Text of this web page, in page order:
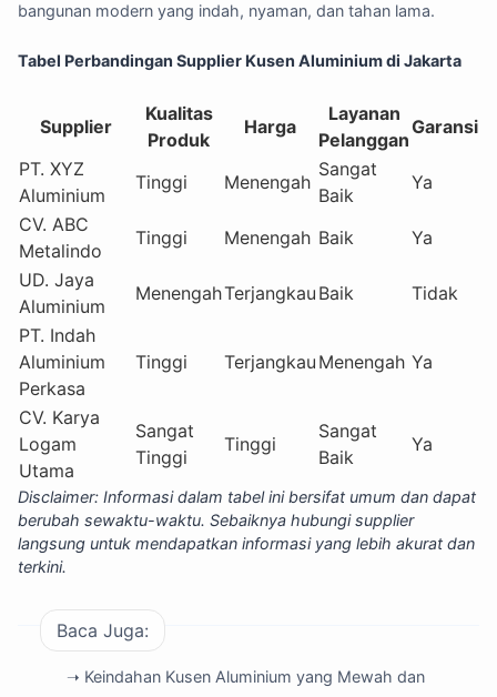
bangunan modern yang indah, nyaman, dan tahan lama.
Tabel Perbandingan Supplier Kusen Aluminium di Jakarta
Supplier
Kualitas
Produk
Harga
Layanan
Pelanggan
Garansi
PT. XYZ
Aluminium
Tinggi Menengah
Sangat
Baik
Ya
CV. ABC
Metalindo
Tinggi Menengah Baik
Ya
UD. Jaya
Aluminium
MenengahTerjangkau Baik
Tidak
PT. Indah
Aluminium
Perkasa
Tinggi Terjangkau Menengah Ya
CV. Karya
Logam
Utama
Sangat
Tinggi
Tinggi
Sangat
Baik
Ya
Disclaimer: Informasi dalam tabel ini bersifat umum dan dapat
berubah sewaktu-waktu. Sebaiknya hubungi supplier
langsung untuk mendapatkan informasi yang lebih akurat dan
terkini.
Baca Juga:
➝ Keindahan Kusen Aluminium yang Mewah dan